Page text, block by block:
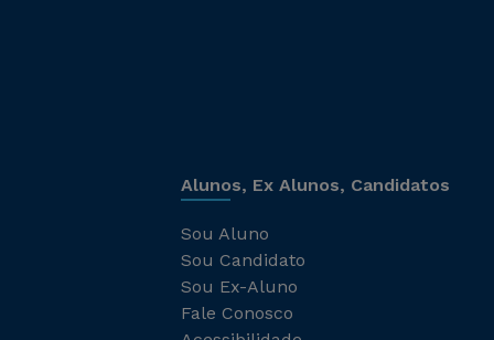
Alunos, Ex Alunos, Candidatos
Sou Aluno
Sou Candidato
Sou Ex-Aluno
Fale Conosco